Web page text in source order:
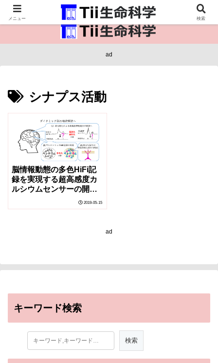
医療保健・生命・生物の情報インフラ。
ad
シナプス活動
脳情報動態の多色HiFi記
録を実現する超高感度カ
ルシウムセンサーの開発
2019-05-15
ad
キーワード検索
メニュー 検索